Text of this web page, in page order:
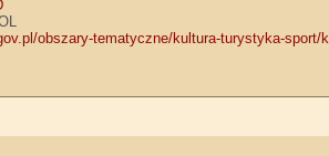
obszary-tematyczne/kultura-turystyka-